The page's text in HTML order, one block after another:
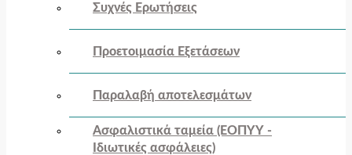
Συχνές Ερωτήσεις
Προετοιμασία Εξετάσεων
Παραλαβή αποτελεσμάτων
Ασφαλιστικά ταμεία (ΕΟΠΥΥ -
Ιδιωτικές ασφάλειες)